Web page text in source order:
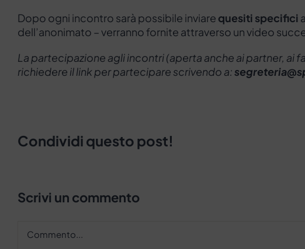
Dopo ogni incontro sarà possibile inviare quesiti specifici
dell’anonimato – verranno fornite attraverso un video
La partecipazione agli incontri (aperta anche ai partner, ai
richiedere il link per partecipare scrivendo a:
Condividi questo post!
Scrivi un commento